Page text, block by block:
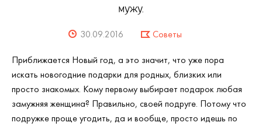
мужу.
30.09.2016 Советы
Приближается Новый год, а это значит, что уже пора
искать новогодние подарки для родных, близких или
просто знакомых. Кому первому выбирает подарок любая
замужняя женщина? Правильно, своей подруге. Потому что
подружке проще угодить, да и вообще, просто идешь по